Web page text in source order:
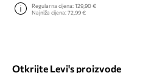
Regularna cijena:129,90 €
Najniža cijena:72,99 €
Otkrijte Levi's proizvode